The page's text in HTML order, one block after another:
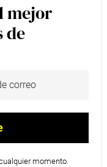
mejor
de
momento.